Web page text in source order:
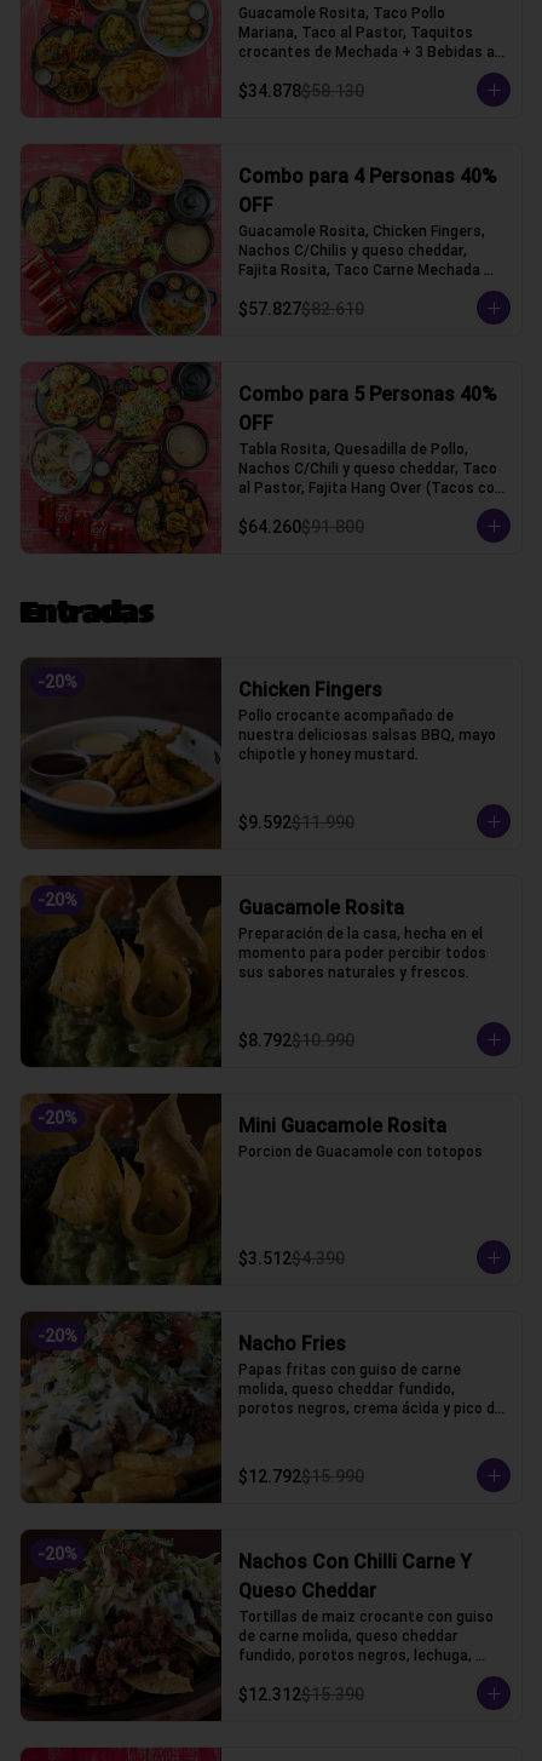
Guacamole Rosita, Taco Pollo
Mariana, Taco al Pastor, Taquitos
crocantes de Mechada + 3 Bebidas a
elección (Tacos con tortilla de trigo)
$34.878$58.130
Combo para 4 Personas 40%
OFF
Guacamole Rosita, Chicken Fingers,
Nachos C/Chilis y queso cheddar,
Fajita Rosita, Taco Carne Mechada
$57.827$82.610
Combo para 5 Personas 40%
OFF
Tabla Rosita, Quesadilla de Pollo,
Nachos C/Chili y queso cheddar, Taco
al Pastor, Fajita Hang Over (Tacos con
$64.260$91.800
Entradas
-20% Chicken Fingers
Pollo crocante acompañado de
nuestra deliciosas salsas BBQ, mayo
chipotle y honey mustard.
$9.592$11.990
-20% Guacamole Rosita
Preparación de la casa, hecha en el
momento para poder percibir todos
sus sabores naturales y frescos.
$8.792$10.990
-20% Mini Guacamole Rosita
Porcion de Guacamole con totopos
$3.512$4.390
-20% Nacho Fries
Papas fritas con guiso de carne
molida, queso cheddar fundido,
porotos negros, crema ácida y pico de
$12.792$15.990
-20%
Nachos Con Chilli Carne Y
Queso Cheddar
Tortillas de maiz crocante con guiso
de carne molida, queso cheddar
fundido, porotos negros, lechuga,
$12.312$15.390